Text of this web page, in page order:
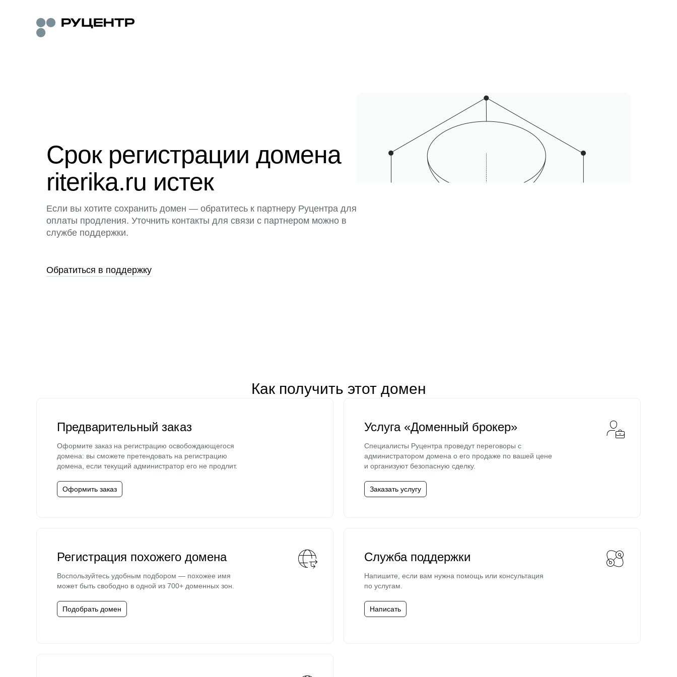
Срок регистрации домена
riterika.ru истек
Если вы хотите сохранить домен — обратитесь к партнеру Руцентра для
оплаты продления. Уточнить контакты для связи с партнером можно в
службе поддержки.
Обратиться в поддержку
Как получить этот домен
Предварительный заказ
Оформите заказ на регистрацию освобождающегося
домена: вы сможете претендовать на регистрацию
домена, если текущий администратор его не продлит.
Оформить заказ
Услуга «Доменный брокер»
Специалисты Руцентра проведут переговоры с
администратором домена о его продаже по вашей цене
и организуют безопасную сделку.
Заказать услугу
Регистрация похожего домена
Воспользуйтесь удобным подбором — похожее имя
может быть свободно в одной из 700+ доменных зон.
Подобрать домен
Служба поддержки
Напишите, если вам нужна помощь или консультация
по услугам.
Написать